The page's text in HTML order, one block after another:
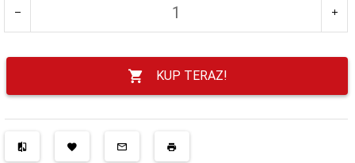
KUP TERAZ!